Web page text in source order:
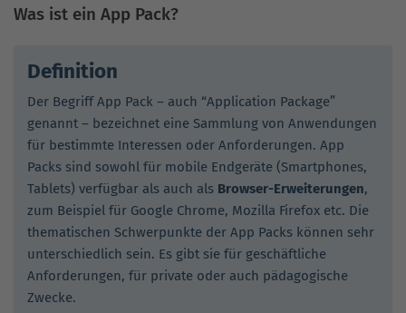
Was ist ein App Pack?
Definition
Der Begriff App Pack – auch “Application Package”
genannt – bezeichnet eine Sammlung von Anwendungen
für bestimmte Interessen oder Anforderungen. App
Packs sind sowohl für mobile Endgeräte (Smartphones,
Tablets) verfügbar als auch als Browser-Erweiterungen,
zum Beispiel für Google Chrome, Mozilla Firefox etc. Die
thematischen Schwerpunkte der App Packs können sehr
unterschiedlich sein. Es gibt sie für geschäftliche
Anforderungen, für private oder auch pädagogische
Zwecke.